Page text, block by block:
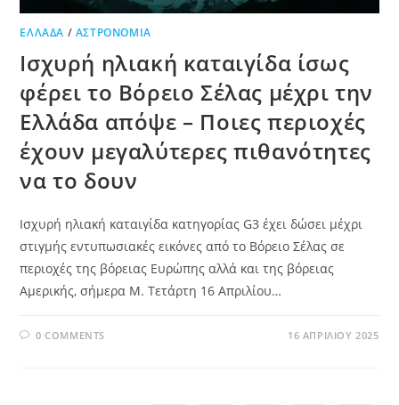
ΕΛΛΆΔΑ / ΑΣΤΡΟΝΟΜΊΑ
Ισχυρή ηλιακή καταιγίδα ίσως
φέρει το Βόρειο Σέλας μέχρι την
Ελλάδα απόψε – Ποιες περιοχές
έχουν μεγαλύτερες πιθανότητες
να το δουν
Ισχυρή ηλιακή καταιγίδα κατηγορίας G3 έχει δώσει μέχρι
στιγμής εντυπωσιακές εικόνες από το Βόρειο Σέλας σε
περιοχές της βόρειας Ευρώπης αλλά και της βόρειας
Αμερικής, σήμερα Μ. Τετάρτη 16 Απριλίου…
0 COMMENTS 16 ΑΠΡΙΛΊΟΥ 2025